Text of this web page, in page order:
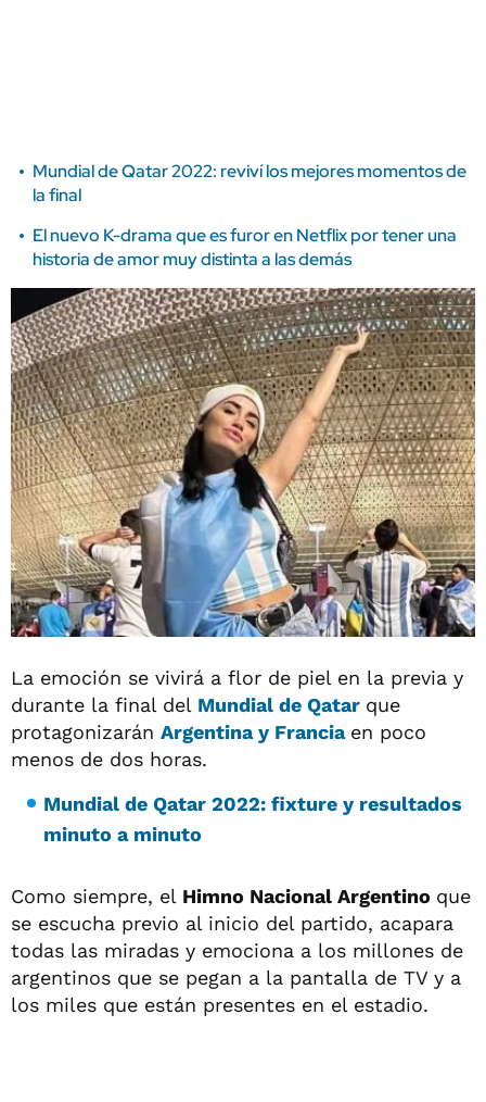
Mundial de Qatar 2022: reviví los mejores momentos de
la final
El nuevo K-drama que es furor en Netflix por tener una
historia de amor muy distinta a las demás
La emoción se vivirá a flor de piel en la previa y
durante la final del Mundial de Qatar que
protagonizarán Argentina y Francia en poco
menos de dos horas.
Mundial de Qatar 2022: fixture y resultados
minuto a minuto
Como siempre, el Himno Nacional Argentino que
se escucha previo al inicio del partido, acapara
todas las miradas y emociona a los millones de
argentinos que se pegan a la pantalla de TV y a
los miles que están presentes en el estadio.